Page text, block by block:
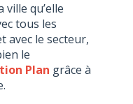
ville qu’elle
tous les
avec le secteur,
le
Plan grâce à